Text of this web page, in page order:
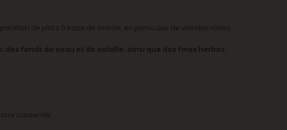
de plats à base de viande, en particulier de viandes rôties.
fonds de veau et de volaille, ainsi que des fines herbes.
casserole.